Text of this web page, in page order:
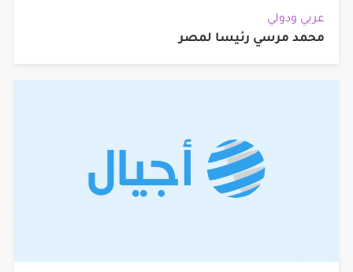
عربي ودولي
محمد مرسي رئيسا لمصر